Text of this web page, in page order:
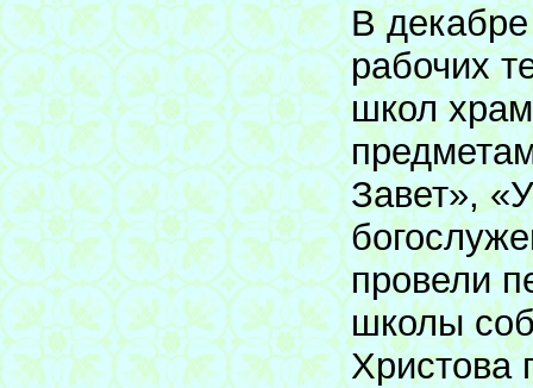
В
рабочих
школ
Завет»,
провели
школы
Христова